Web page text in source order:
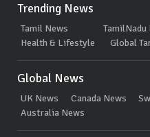
Trending News
Tamil News TamilNadu
Health & Lifestyle
Global
Global News
UK News Canada News
Australia News